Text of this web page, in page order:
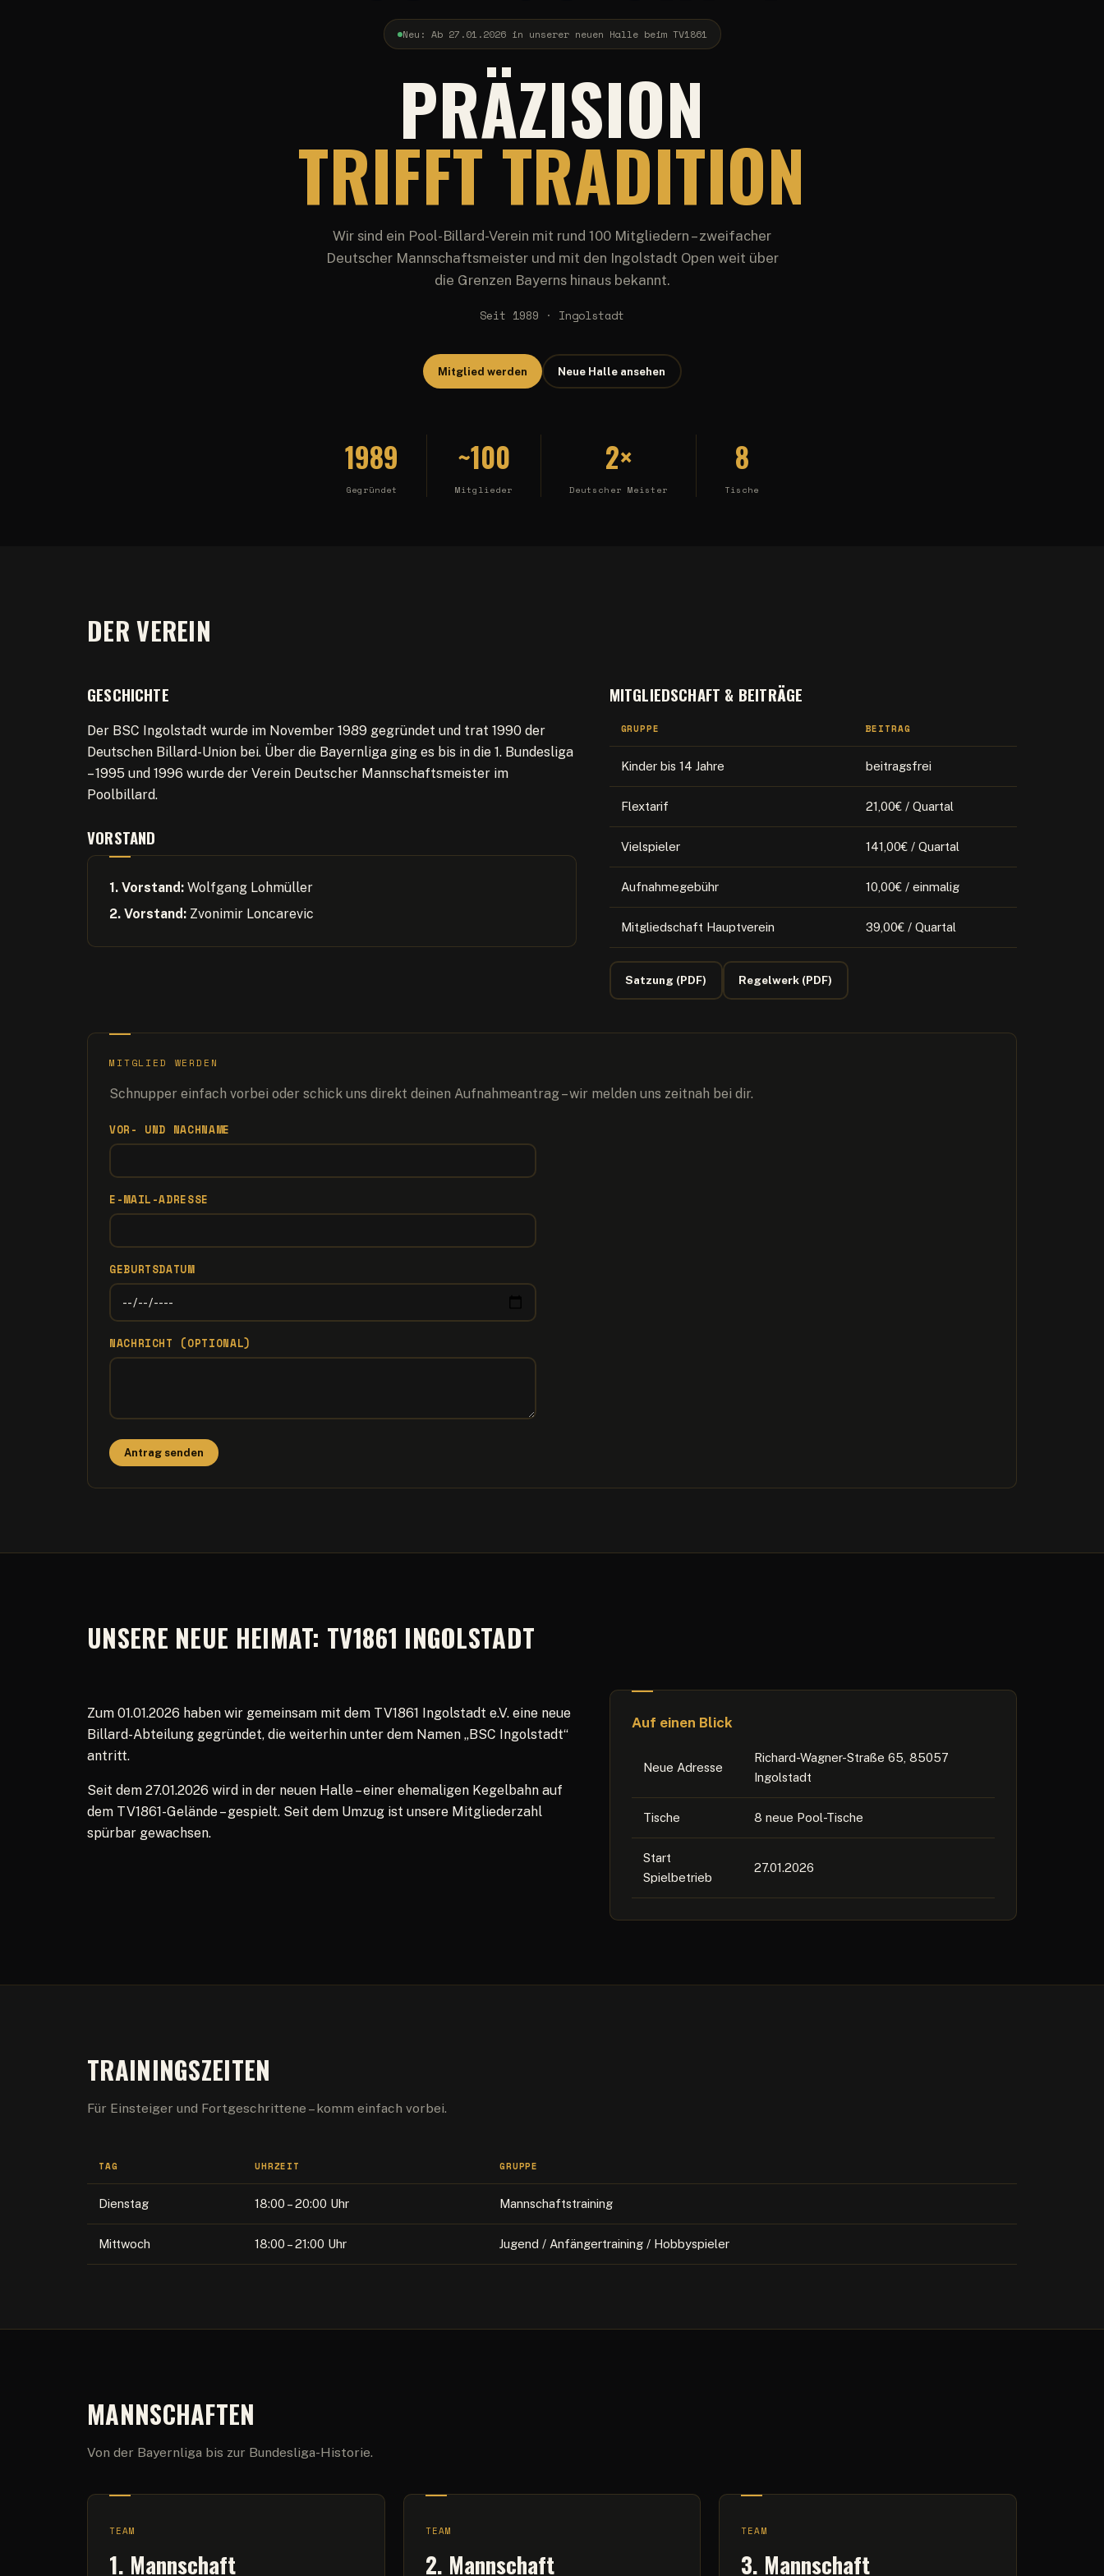
Neu: Ab 27.01.2026 in unserer neuen Halle beim TV1861
PRÄZISION
TRIFFT TRADITION
Wir sind ein Pool-Billard-Verein mit rund 100 Mitgliedern – zweifacher
Deutscher Mannschaftsmeister und mit den Ingolstadt Open weit über
die Grenzen Bayerns hinaus bekannt.
Seit 1989 · Ingolstadt
Mitglied werden Neue Halle ansehen
1989
Gegründet
~100
Mitglieder
2×
Deutscher Meister
8
Tische
DER VEREIN
GESCHICHTE
Der BSC Ingolstadt wurde im November 1989 gegründet und trat 1990 der
Deutschen Billard-Union bei. Über die Bayernliga ging es bis in die 1. Bundesliga
– 1995 und 1996 wurde der Verein Deutscher Mannschaftsmeister im
Poolbillard.
VORSTAND
1. Vorstand: Wolfgang Lohmüller
2. Vorstand: Zvonimir Loncarevic
MITGLIEDSCHAFT & BEITRÄGE
GRUPPE BEITRAG
Kinder bis 14 Jahre beitragsfrei
Flextarif 21,00€ / Quartal
Vielspieler 141,00€ / Quartal
Aufnahmegebühr 10,00€ / einmalig
Mitgliedschaft Hauptverein 39,00€ / Quartal
Satzung (PDF) Regelwerk (PDF)
MITGLIED WERDEN
Schnupper einfach vorbei oder schick uns direkt deinen Aufnahmeantrag – wir melden uns zeitnah bei dir.
VOR- UND NACHNAME
E-MAIL-ADRESSE
GEBURTSDATUM
NACHRICHT (OPTIONAL)
Antrag senden
UNSERE NEUE HEIMAT: TV1861 INGOLSTADT
Zum 01.01.2026 haben wir gemeinsam mit dem TV1861 Ingolstadt e.V. eine neue
Billard-Abteilung gegründet, die weiterhin unter dem Namen „BSC Ingolstadt“
antritt.
Seit dem 27.01.2026 wird in der neuen Halle – einer ehemaligen Kegelbahn auf
dem TV1861-Gelände – gespielt. Seit dem Umzug ist unsere Mitgliederzahl
spürbar gewachsen.
Auf einen Blick
Neue Adresse
Richard-Wagner-Straße 65, 85057
Ingolstadt
Tische 8 neue Pool-Tische
Start
Spielbetrieb
27.01.2026
TRAININGSZEITEN
Für Einsteiger und Fortgeschrittene – komm einfach vorbei.
TAG UHRZEIT GRUPPE
Dienstag 18:00 – 20:00 Uhr Mannschaftstraining
Mittwoch 18:00 – 21:00 Uhr Jugend / Anfängertraining / Hobbyspieler
MANNSCHAFTEN
Von der Bayernliga bis zur Bundesliga-Historie.
TEAM
1. Mannschaft
TEAM
2. Mannschaft
TEAM
3. Mannschaft